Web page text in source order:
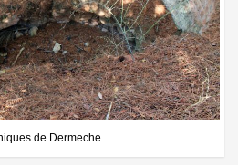
de Dermeche